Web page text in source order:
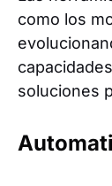
como los
soluciones